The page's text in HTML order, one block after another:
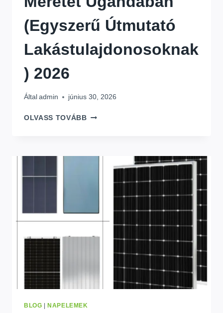
(Egyszerű Útmutató
Lakástulajdonosoknak
) 2026
Által admin június 30, 2026
OLVASS TOVÁBB HOGYAN
MEGFELELŐ
NAPELEM-
(EGYSZERŰ
ÚTMUTATÓ
LAKÁSTULAJDONOSOKNAK)
BLOG |NAPELEMEK